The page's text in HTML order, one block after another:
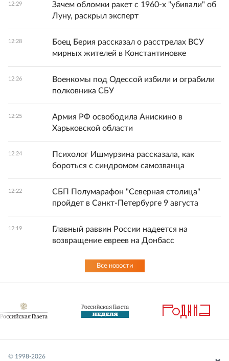
12:29
Зачем обломки ракет с 1960-х "убивали" об
Луну, раскрыл эксперт
12:28
Боец Берия рассказал о расстрелах ВСУ
мирных жителей в Константиновке
12:26
Военкомы под Одессой избили и ограбили
полковника СБУ
12:25
Армия РФ освободила Анискино в
Харьковской области
12:24
Психолог Ишмурзина рассказала, как
бороться с синдромом самозванца
12:22
СБП Полумарафон "Северная столица"
пройдет в Санкт-Петербурге 9 августа
12:19
Главный раввин России надеется на
возвращение евреев на Донбасс
Все новости
© 1998-2026